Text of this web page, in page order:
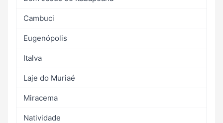
Cambuci
Eugenópolis
Italva
Laje do Muriaé
Miracema
Natividade